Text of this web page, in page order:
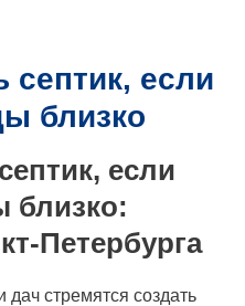
септик, если
близко
если
близко:
Петербурга
стремятся создать